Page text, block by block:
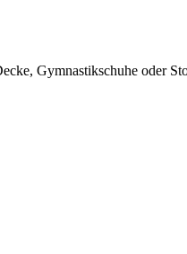
Gymnastikschuhe oder